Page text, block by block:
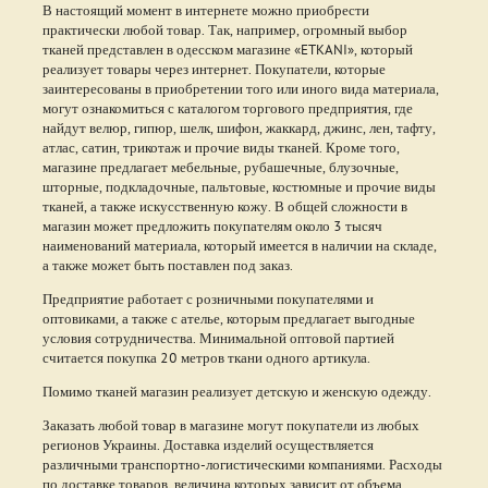
В настоящий момент в интернете можно приобрести
практически любой товар. Так, например, огромный выбор
тканей представлен в одесском магазине «ETKANI», который
реализует товары через интернет. Покупатели, которые
заинтересованы в приобретении того или иного вида материала,
могут ознакомиться с каталогом торгового предприятия, где
найдут велюр, гипюр, шелк, шифон, жаккард, джинс, лен, тафту,
атлас, сатин, трикотаж и прочие виды тканей. Кроме того,
магазине предлагает мебельные, рубашечные, блузочные,
шторные, подкладочные, пальтовые, костюмные и прочие виды
тканей, а также искусственную кожу. В общей сложности в
магазин может предложить покупателям около 3 тысяч
наименований материала, который имеется в наличии на складе,
а также может быть поставлен под заказ.
Предприятие работает с розничными покупателями и
оптовиками, а также с ателье, которым предлагает выгодные
условия сотрудничества. Минимальной оптовой партией
считается покупка 20 метров ткани одного артикула.
Помимо тканей магазин реализует детскую и женскую одежду.
Заказать любой товар в магазине могут покупатели из любых
регионов Украины. Доставка изделий осуществляется
различными транспортно-логистическими компаниями. Расходы
по доставке товаров, величина которых зависит от объема